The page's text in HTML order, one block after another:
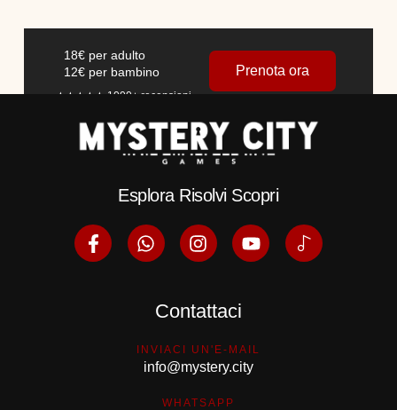
18€ per adulto
12€ per bambino
★★★★★ 1000+ recensioni
Prenota ora
Esplora Risolvi Scopri
Contattaci
INVIACI UN'E-MAIL
info@mystery.city
WHATSAPP